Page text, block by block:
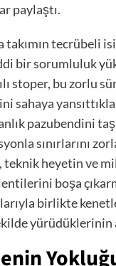
paylaştı.
takımın tecrübeli
bir sorumluluk
stoper, bu zorlu
sahaya
pazubendini
sınırlarını
teknik heyetin ve
boşa
birlikte
yürüdüklerinin